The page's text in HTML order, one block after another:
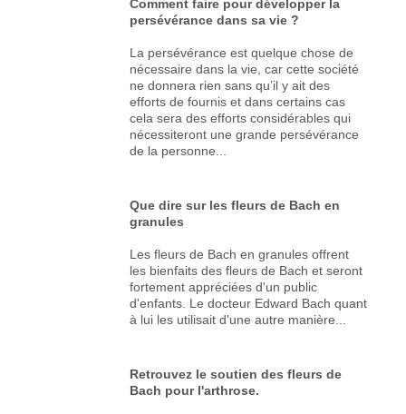
Comment faire pour développer la
persévérance dans sa vie ?
La persévérance est quelque chose de
nécessaire dans la vie, car cette société
ne donnera rien sans qu’il y ait des
efforts de fournis et dans certains cas
cela sera des efforts considérables qui
nécessiteront une grande persévérance
de la personne...
Que dire sur les fleurs de Bach en
granules
Les fleurs de Bach en granules offrent
les bienfaits des fleurs de Bach et seront
fortement appréciées d'un public
d'enfants. Le docteur Edward Bach quant
à lui les utilisait d'une autre manière...
Retrouvez le soutien des fleurs de
Bach pour l'arthrose.